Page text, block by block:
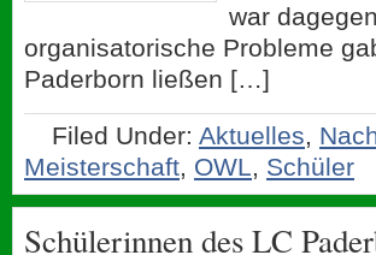
war
organisatorische Probleme
Paderborn ließen […]
Filed Under: Aktuelles,
Meisterschaft, OWL, Schüler
Schülerinnen des LC